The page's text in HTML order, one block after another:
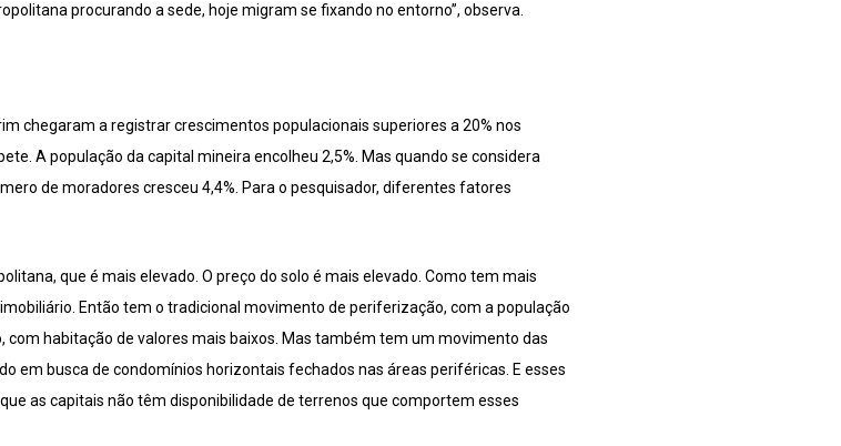
procurando a sede, hoje migram se fixando no entorno”, observa.
chegaram a registrar crescimentos populacionais superiores a 20% nos
A população da capital mineira encolheu 2,5%. Mas quando se considera
de moradores cresceu 4,4%. Para o pesquisador, diferentes fatores
que é mais elevado. O preço do solo é mais elevado. Como tem mais
Então tem o tradicional movimento de periferização, com a população
habitação de valores mais baixos. Mas também tem um movimento das
em busca de condomínios horizontais fechados nas áreas periféricas. E esses
as capitais não têm disponibilidade de terrenos que comportem esses